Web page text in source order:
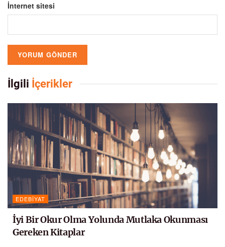
İnternet sitesi
İlgili İçerikler
EDEBIYAT
İyi Bir Okur Olma Yolunda Mutlaka Okunması
Gereken Kitaplar